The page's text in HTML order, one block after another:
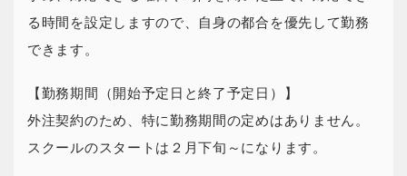
る時間を設定しますので、自身の都合を優先して勤務
できます。
【勤務期間（開始予定日と終了予定日）】
外注契約のため、特に勤務期間の定めはありません。
スクールのスタートは２月下旬～になります。